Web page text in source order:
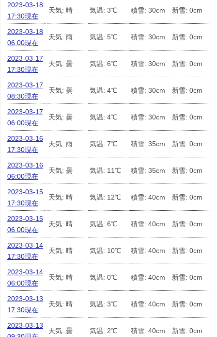
2023-03-18
17:30現在
天気: 晴 気温: 3℃ 積雪: 30cm 新雪: 0cm
2023-03-18
06:00現在
天気: 雨 気温: 5℃ 積雪: 30cm 新雪: 0cm
2023-03-17
17:30現在
天気: 曇 気温: 6℃ 積雪: 30cm 新雪: 0cm
2023-03-17
08:30現在
天気: 曇 気温: 4℃ 積雪: 30cm 新雪: 0cm
2023-03-17
06:00現在
天気: 曇 気温: 4℃ 積雪: 30cm 新雪: 0cm
2023-03-16
17:30現在
天気: 雨 気温: 7℃ 積雪: 35cm 新雪: 0cm
2023-03-16
06:00現在
天気: 曇 気温: 11℃ 積雪: 35cm 新雪: 0cm
2023-03-15
17:30現在
天気: 晴 気温: 12℃ 積雪: 40cm 新雪: 0cm
2023-03-15
06:00現在
天気: 晴 気温: 6℃ 積雪: 40cm 新雪: 0cm
2023-03-14
17:30現在
天気: 晴 気温: 10℃ 積雪: 40cm 新雪: 0cm
2023-03-14
06:00現在
天気: 晴 気温: 0℃ 積雪: 40cm 新雪: 0cm
2023-03-13
17:30現在
天気: 晴 気温: 3℃ 積雪: 40cm 新雪: 0cm
2023-03-13
天気: 曇 気温: 2℃ 積雪: 40cm 新雪: 0cm